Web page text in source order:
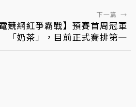
下一篇 →
競網紅爭霸戰】預賽首周冠軍
「奶茶」，目前正式賽排第一